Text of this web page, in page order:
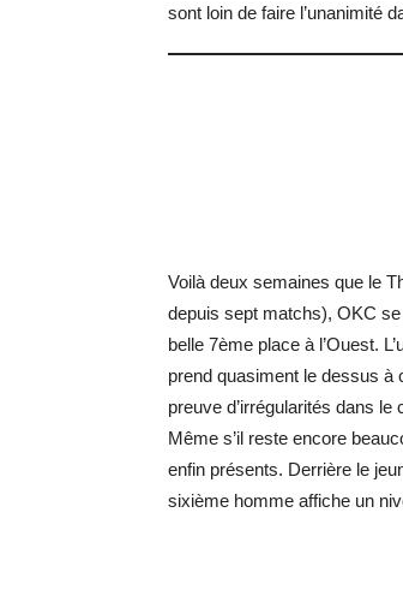
sont loin de faire l’unanimité
Voilà deux semaines que le
depuis sept matchs), OKC
belle 7ème place à l’Ouest.
prend quasiment le dessus
preuve d’irrégularités dans
Même s’il reste encore
enfin présents. Derrière le
sixième homme affiche un